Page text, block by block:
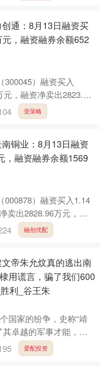
通：8月13日融资买
元，融资融券余额652
）融资买入
，融资净卖出2823.47
交.... 壹策略
铜业：8月13日融资
，融资融券余额1569
000878）融资买入1.14
卖出2828.96万元，融
日....融创优配
帝朱允炆真的逃出南
用谎言，骗了我们600
利_谷王朱
国家的纷争，史称“靖
卓越的军事才能，攻
利，并成功地将皇位从
爱配投资